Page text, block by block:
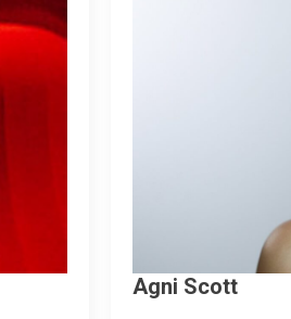
Agni Scott